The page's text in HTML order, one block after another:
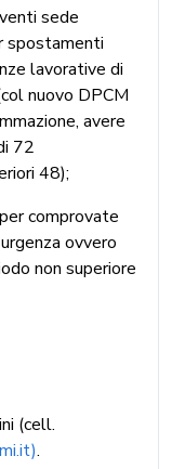
sede
spostamenti
lavorative di
nuovo DPCM
avere
72
48);
comprovate
ovvero
non superiore
(cell.
.